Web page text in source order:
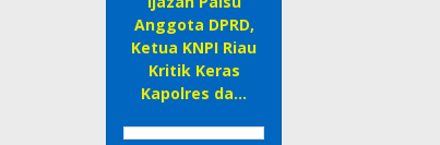
Anggota DPRD,
Ketua KNPI Riau
Kritik Keras
Kapolres da…